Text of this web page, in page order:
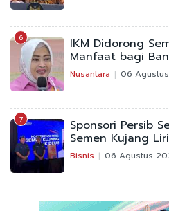
6 IKM Didorong
Manfaat bagi
Nusantara 06
7 Sponsori Persib
Semen Kujang
Bisnis 06 Agustus